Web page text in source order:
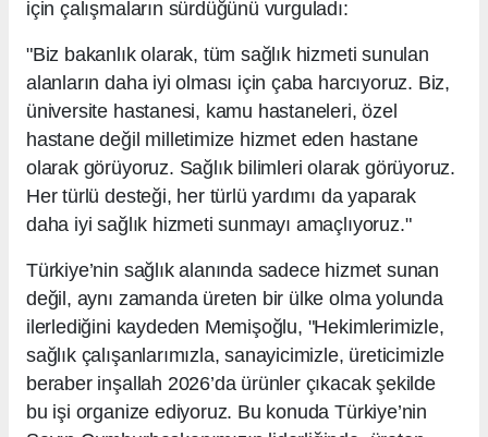
için çalışmaların sürdüğünü vurguladı:
"Biz bakanlık olarak, tüm sağlık hizmeti sunulan
alanların daha iyi olması için çaba harcıyoruz. Biz,
üniversite hastanesi, kamu hastaneleri, özel
hastane değil milletimize hizmet eden hastane
olarak görüyoruz. Sağlık bilimleri olarak görüyoruz.
Her türlü desteği, her türlü yardımı da yaparak
daha iyi sağlık hizmeti sunmayı amaçlıyoruz."
Türkiye’nin sağlık alanında sadece hizmet sunan
değil, aynı zamanda üreten bir ülke olma yolunda
ilerlediğini kaydeden Memişoğlu, "Hekimlerimizle,
sağlık çalışanlarımızla, sanayicimizle, üreticimizle
beraber inşallah 2026’da ürünler çıkacak şekilde
bu işi organize ediyoruz. Bu konuda Türkiye’nin